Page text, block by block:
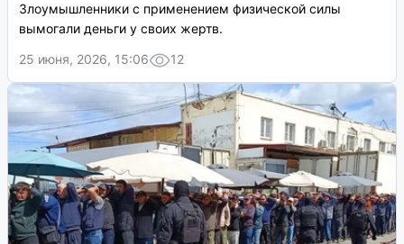
Злоумышленники с применением физической силы
вымогали деньги у своих жертв.
25 июня, 2026, 15:06
12